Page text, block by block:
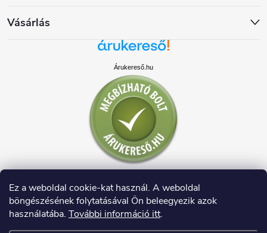
Ez a weboldal cookie-kat használ. A weboldal
böngészésének folytatásával Ön beleegyezik azok
használatába. További információ itt.
Vásárlás
Árukereső.hu